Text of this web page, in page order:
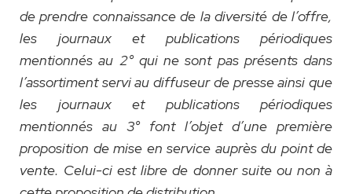
de prendre connaissance de la diversité de l’offre,
les journaux et publications périodiques
mentionnés au 2° qui ne sont pas présents dans
l’assortiment servi au diffuseur de presse ainsi que
les journaux et publications périodiques
mentionnés au 3° font l’objet d’une première
proposition de mise en service auprès du point de
vente. Celui-ci est libre de donner suite ou non à